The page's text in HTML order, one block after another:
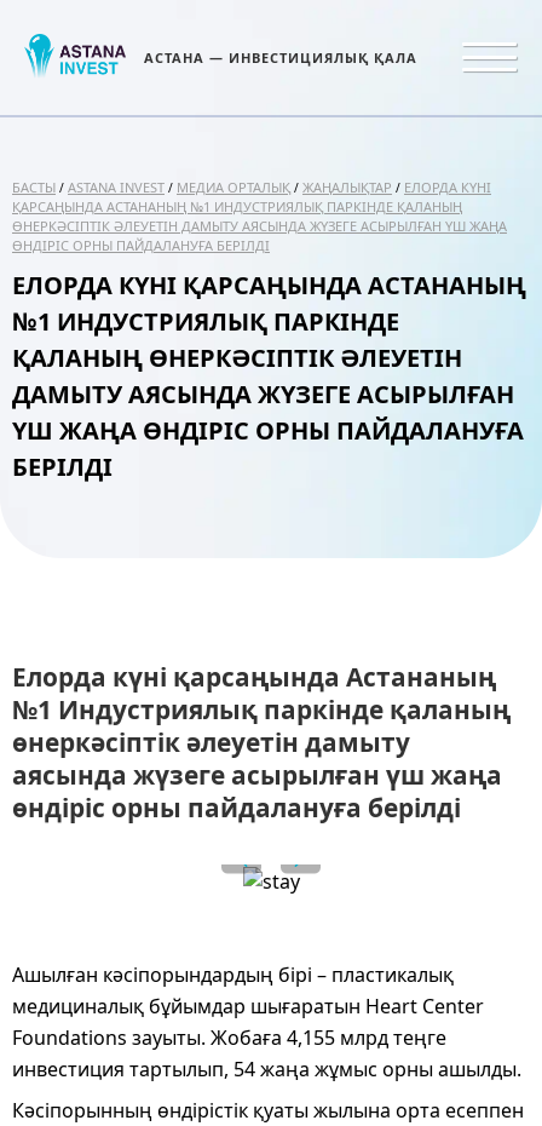
АСТАНА — ИНВЕСТИЦИЯЛЫҚ ҚАЛА
БАСТЫ / ASTANA INVEST / МЕДИА ОРТАЛЫҚ / ЖАҢАЛЫҚТАР / ЕЛОРДА КҮНІ
ҚАРСАҢЫНДА АСТАНАНЫҢ №1 ИНДУСТРИЯЛЫҚ ПАРКІНДЕ ҚАЛАНЫҢ
ӨНЕРКӘСІПТІК ӘЛЕУЕТІН ДАМЫТУ АЯСЫНДА ЖҮЗЕГЕ АСЫРЫЛҒАН ҮШ ЖАҢА
ӨНДІРІС ОРНЫ ПАЙДАЛАНУҒА БЕРІЛДІ
ЕЛОРДА КҮНІ ҚАРСАҢЫНДА АСТАНАНЫҢ
№1 ИНДУСТРИЯЛЫҚ ПАРКІНДЕ
ҚАЛАНЫҢ ӨНЕРКӘСІПТІК ӘЛЕУЕТІН
ДАМЫТУ АЯСЫНДА ЖҮЗЕГЕ АСЫРЫЛҒАН
ҮШ ЖАҢА ӨНДІРІС ОРНЫ ПАЙДАЛАНУҒА
БЕРІЛДІ
Елорда күні қарсаңында Астананың
№1 Индустриялық паркінде қаланың
өнеркәсіптік әлеуетін дамыту
аясында жүзеге асырылған үш жаңа
өндіріс орны пайдалануға берілді
Ашылған кәсіпорындардың бірі – пластикалық
медициналық бұйымдар шығаратын Heart Center
Foundations зауыты. Жобаға 4,155 млрд теңге
инвестиция тартылып, 54 жаңа жұмыс орны ашылды.
Кәсіпорынның өндірістік қуаты жылына орта есеппен